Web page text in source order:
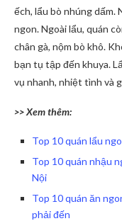
ếch, lẩu bò nhúng dấm.
ngon. Ngoài lẩu, quán
chân gà, nộm bò khô.
bạn tụ tập đến khuya.
vụ nhanh, nhiệt tình và
>> Xem thêm:
Top 10 quán lẩu
Top 10 quán nhậu
Nội
Top 10 quán ăn
phải đến